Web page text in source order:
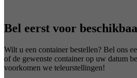
Bel eerst voor
Wilt u een container bestellen? Bel ons
of de gewenste container op uw datum
voorkomen we teleurstellingen!